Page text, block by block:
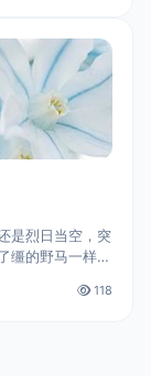
是烈日当空，突
缰的野马一样，
118